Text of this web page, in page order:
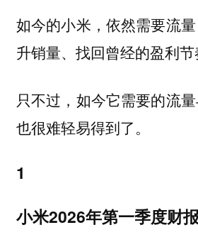
如今的小米，依然需要流
升销量、找回曾经的盈利节
只不过，如今它需要的流
也很难轻易得到了。
1
小米2026年第一季度财报